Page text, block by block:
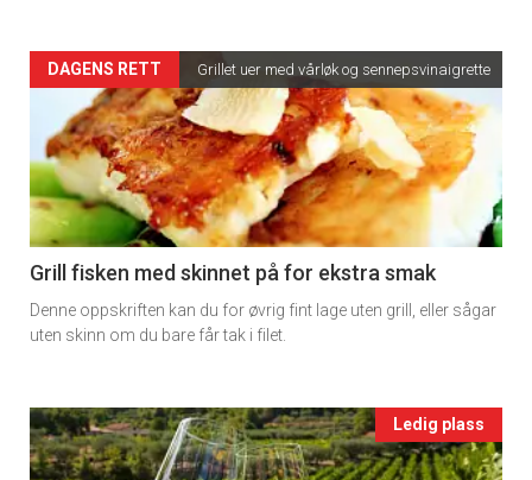
Artikler
detail
-
section
11
Ukens
DAGENS RETT Grillet uer med vårløk og sennepsvinaigrette
Grill fisken med skinnet på for ekstra smak
Denne oppskriften kan du for øvrig fint lage uten grill, eller sågar
uten skinn om du bare får tak i filet.
Events
Ledig plass